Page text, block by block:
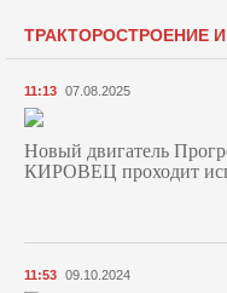
ТРАКТОРОСТРОЕНИЕ
11:13 07.08.2025
Новый двигатель
КИРОВЕЦ проходит
11:53 09.10.2024